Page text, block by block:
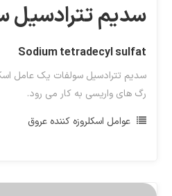
سدیم تترادسیل
Sodium tetradecyl sulfat
سدیم تترادسیل سولفات یک عامل
رگ های واریسی به کار می رود.
عوامل اسکلروزه کننده عروق